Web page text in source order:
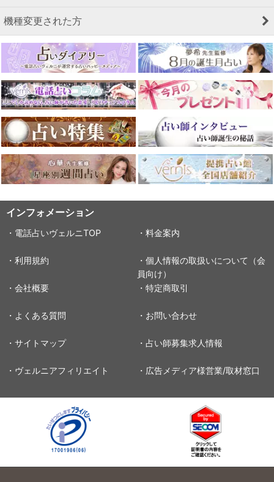
機種変更された方
インフォメーション
・電話占いヴェルニTOP ・料金案内
・利用規約
・個人情報の取扱いについて（会
員向け）
・会社概要
・特定商取引
・よくある質問 ・お問い合わせ
・サイトマップ ・占い師募集求人情報
・ヴェルニアフィリエイト ・広告メディア様営業/取材窓口